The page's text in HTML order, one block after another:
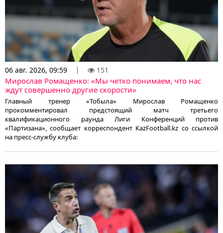
06 авг. 2026, 09:59 151
Мирослав Ромащенко: «Мы четко понимаем, что нас
ждут совершенно другие скорости»
Главный тренер «Тобыла» Мирослав Ромащенко
прокомментировал предстоящий матч третьего
квалификационного раунда Лиги Конференций против
«Партизана», сообщает корреспондент KazFootball.kz со ссылкой
на пресс-службу клуба: